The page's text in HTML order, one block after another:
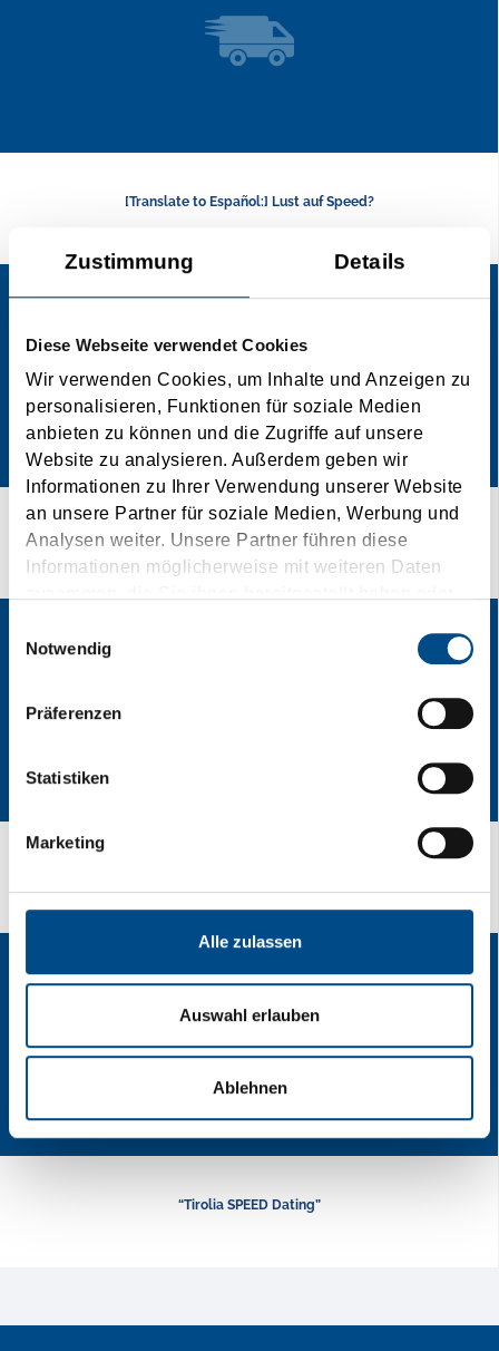
Zustimmung Details
Diese Webseite verwendet Cookies
Wir verwenden Cookies, um Inhalte und Anzeigen zu
personalisieren, Funktionen für soziale Medien
anbieten zu können und die Zugriffe auf unsere
Website zu analysieren. Außerdem geben wir
Informationen zu Ihrer Verwendung unserer Website
an unsere Partner für soziale Medien, Werbung und
Analysen weiter. Unsere Partner führen diese
Informationen möglicherweise mit weiteren Daten
zusammen, die Sie ihnen bereitgestellt haben oder
gesammelt haben.
Notwendig
Präferenzen
Statistiken
Marketing
Alle zulassen
Auswahl erlauben
Ablehnen
[Translate to Español:] Lust auf Speed?
¡Vamos sobre seguro!
“Tirolia SPEED Dating”